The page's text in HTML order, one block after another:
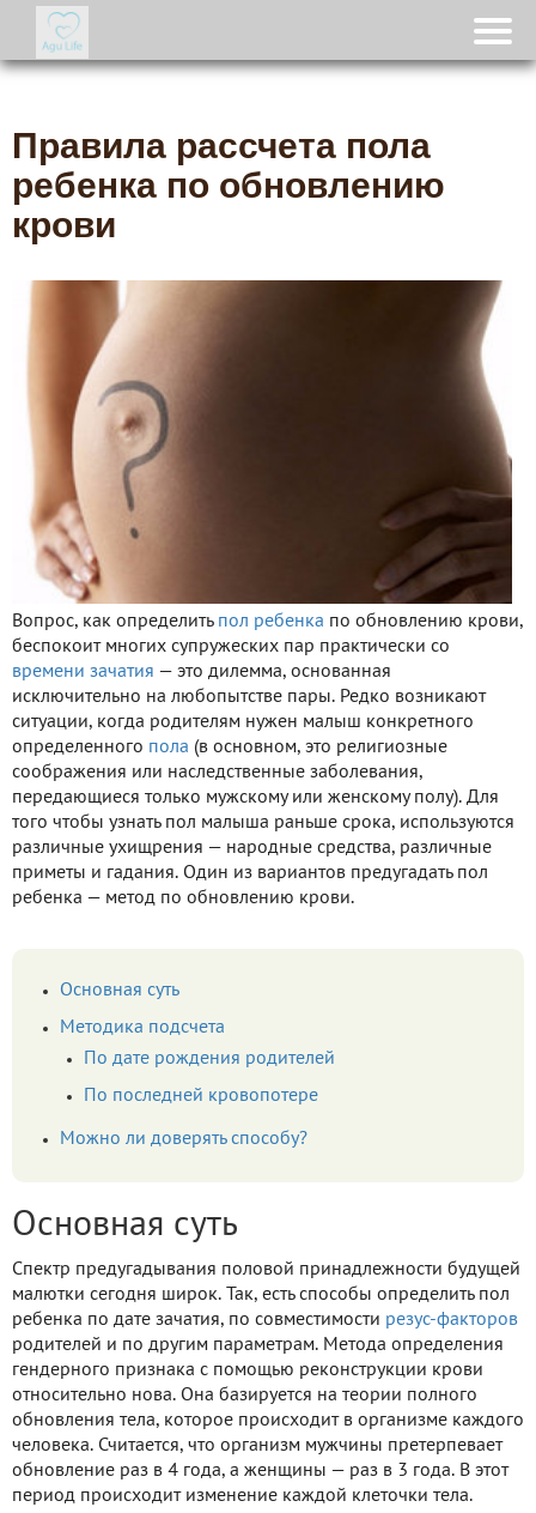
Правила рассчета пола
ребенка по обновлению
крови
Вопрос, как определить пол ребенка по обновлению крови,
беспокоит многих супружеских пар практически со
времени зачатия — это дилемма, основанная
исключительно на любопытстве пары. Редко возникают
ситуации, когда родителям нужен малыш конкретного
определенного пола (в основном, это религиозные
соображения или наследственные заболевания,
передающиеся только мужскому или женскому полу). Для
того чтобы узнать пол малыша раньше срока, используются
различные ухищрения — народные средства, различные
приметы и гадания. Один из вариантов предугадать пол
ребенка — метод по обновлению крови.
Основная суть
Методика подсчета
По дате рождения родителей
По последней кровопотере
Можно ли доверять способу?
Основная суть
Спектр предугадывания половой принадлежности будущей
малютки сегодня широк. Так, есть способы определить пол
ребенка по дате зачатия, по совместимости резус-факторов
родителей и по другим параметрам. Метода определения
гендерного признака с помощью реконструкции крови
относительно нова. Она базируется на теории полного
обновления тела, которое происходит в организме каждого
человека. Считается, что организм мужчины претерпевает
обновление раз в 4 года, а женщины — раз в 3 года. В этот
период происходит изменение каждой клеточки тела.